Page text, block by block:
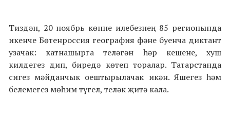
Тиздән, 20 ноябрь көнне илебезнең 85 регионында
икенче Бөтенроссия география фәне буенча диктант
узачак: катнашырга теләгән һәр кешене, хуш
килдегез дип, биредә көтеп торалар. Татарстанда
сигез мәйданчык оештырылачак икән. Яшегез һәм
белемегез мөһим түгел, теләк җитә кала.